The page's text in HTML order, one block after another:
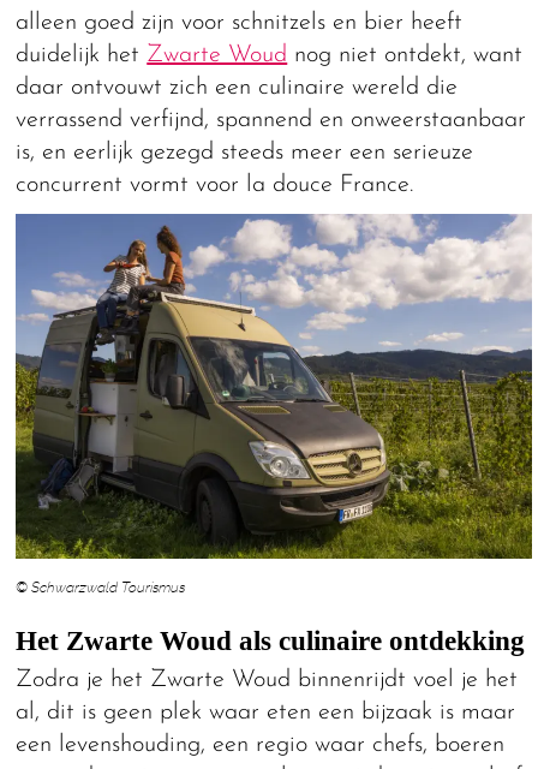
alleen goed zijn voor schnitzels en bier heeft
duidelijk het Zwarte Woud nog niet ontdekt, want
daar ontvouwt zich een culinaire wereld die
verrassend verfijnd, spannend en onweerstaanbaar
is, en eerlijk gezegd steeds meer een serieuze
concurrent vormt voor la douce France.
© Schwarzwald Tourismus
Het Zwarte Woud als culinaire ontdekking
Zodra je het Zwarte Woud binnenrijdt voel je het
al, dit is geen plek waar eten een bijzaak is maar
een levenshouding, een regio waar chefs, boeren